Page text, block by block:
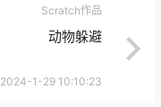
Scratch作品
动物躲避
2024-1-29 10:10:23